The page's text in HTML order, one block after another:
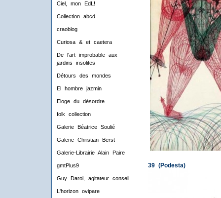
Ciel, mon EdL!
Collection abcd
craoblog
Curiosa & et caetera
De l'art improbable aux
jardins insolites
Détours des mondes
El hombre jazmin
Eloge du désordre
folk collection
Galerie Béatrice Soulié
Galerie Christian Berst
Galerie-Librairie Alain Paire
gmtPlus9
Guy Darol, agitateur conseil
L'horizon ovipare
39 (Podesta)